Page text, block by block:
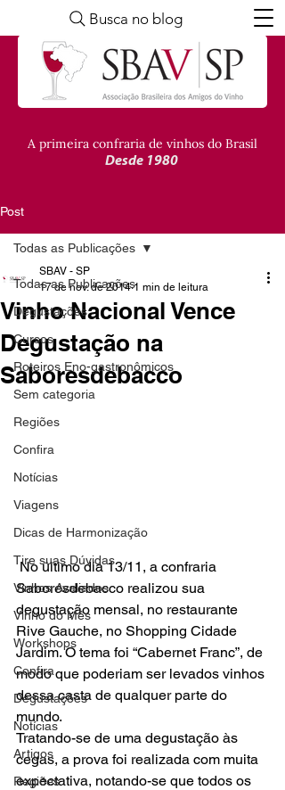
A primeira confraria de vinhos do Brasil
Desde 1980
Busca no blog
Post
Todas as Publicações
Degustações
Cursos
Roteiros Eno-gastronômicos
Sem categoria
Regiões
Confira
Notícias
Viagens
Dicas de Harmonização
Tire suas Dúvidas
Vinhos Avaliados
Vinho do Mês
Workshops
Confira
Degustações
Notícias
Artigos
Regiões
Todas as Publicações
Vinho Nacional Vence
Degustação na
Saboresdebacco
SBAV - SP
17 de nov. de 2014 1 min de leitura
No último dia 13/11, a confraria
Saboresdebacco realizou sua
degustação mensal, no restaurante
Rive Gauche, no Shopping Cidade
Jardim. O tema foi “Cabernet Franc”, de
modo que poderiam ser levados vinhos
dessa casta de qualquer parte do
mundo.
Tratando-se de uma degustação às
cegas, a prova foi realizada com muita
expectativa, notando-se que todos os